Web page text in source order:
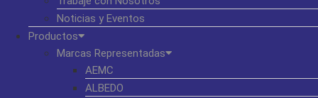
Noticias y Eventos
Productos
Marcas Representadas
AEMC
ALBEDO